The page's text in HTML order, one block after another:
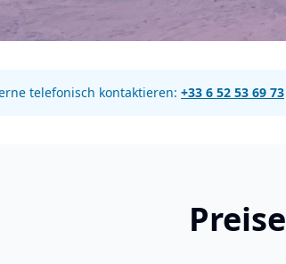
telefonisch kontaktieren: +33 6 52 53 69 73
Preise